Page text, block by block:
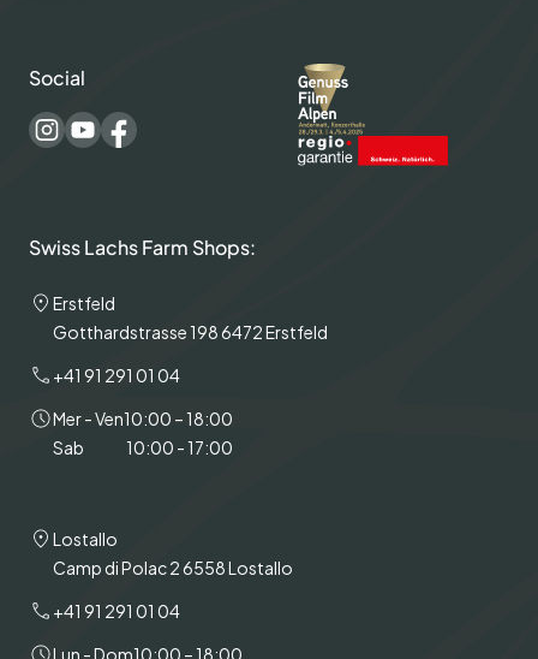
Social
Swiss Lachs Farm Shops:
Erstfeld
Gotthardstrasse 198 6472 Erstfeld
+41 91 291 01 04
Mer - Ven10:00 – 18:00
Sab
10:00 - 17:00
Lostallo
Camp di Polac 2 6558 Lostallo
+41 91 291 01 04
Lun - Dom10:00 – 18:00